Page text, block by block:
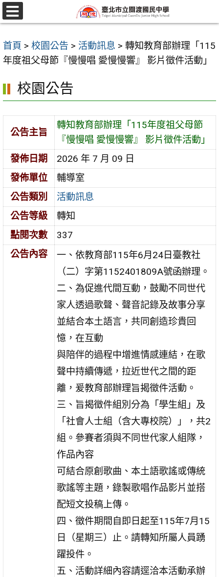
跳
至
要
內
區
選
單
首頁 > 校園公告 > 活動訊息 > 轉知教育部辦理「115
年度祖父母節『慢慢唱 愛慢慢響』 影片徵件活動」
校園公告
公告主旨
轉知教育部辦理「115年度祖父母節
『慢慢唱 愛慢慢響』 影片徵件活動」
發佈日期
2026 年 7 月 09 日
發佈單位
輔導室
公告類別
活動訊息
公告等級
轉知
點閱次數
337
公告內容
一、依教育部115年6月24日臺教社
（二）字第1152401809A號函辦理。
二、為促進代間互動，鼓勵不同世代
家人透過歌聲、聲音記錄及故事分享
並結合本土語言，共同創造珍貴回
憶，在互動
與陪伴的過程中增進情感連結，在歌
聲中持續傳遞，拉近世代之間的距
離，爰教育部辦理旨揭徵件活動。
三、旨揭徵件組別分為「學生組」及
「社會人士組（含大專校院）」，共2
組。參賽者須與不同世代家人組隊，
作品內容
可結合原創歌曲、本土語歌謠或傳統
歌謠等主題，錄製歌唱作品影片並搭
配短文投稿上傳。
四、徵件期間自即日起至115年7月15
日（星期三）止。請轉知所屬人員踴
躍投件。
五、活動詳細內容請逕洽本活動承辦